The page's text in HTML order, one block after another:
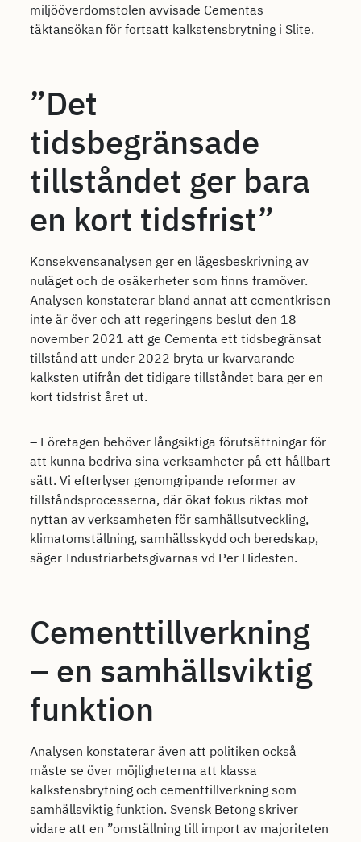
miljööverdomstolen avvisade Cementas
täktansökan för fortsatt kalkstensbrytning i Slite.
”Det
tidsbegränsade
tillståndet ger bara
en kort tidsfrist”
Konsekvensanalysen ger en lägesbeskrivning av
nuläget och de osäkerheter som finns framöver.
Analysen konstaterar bland annat att cementkrisen
inte är över och att regeringens beslut den 18
november 2021 att ge Cementa ett tidsbegränsat
tillstånd att under 2022 bryta ur kvarvarande
kalksten utifrån det tidigare tillståndet bara ger en
kort tidsfrist året ut.
– Företagen behöver långsiktiga förutsättningar för
att kunna bedriva sina verksamheter på ett hållbart
sätt. Vi efterlyser genomgripande reformer av
tillståndsprocesserna, där ökat fokus riktas mot
nyttan av verksamheten för samhällsutveckling,
klimatomställning, samhällsskydd och beredskap,
säger Industriarbetsgivarnas vd Per Hidesten.
Cementtillverkning
– en samhällsviktig
funktion
Analysen konstaterar även att politiken också
måste se över möjligheterna att klassa
kalkstensbrytning och cementtillverkning som
samhällsviktig funktion. Svensk Betong skriver
vidare att en ”omställning till import av majoriteten